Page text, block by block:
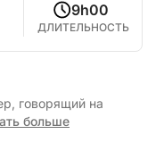
9h00
ДЛИТЕЛЬНОСТЬ
говорящий на
больше